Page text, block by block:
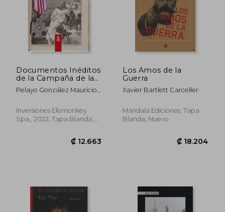
₡ 23.304
Documentos Inéditos
de la Campaña de la
Sierra
Pelayo González Mauricio
Inversiones Elemonkey
Spa., 2022, Tapa Blanda,
Los Amos de la
Guerra
Xavier Bartlett Carceller
Mandala Ediciones, Tapa
Blanda, Nuevo